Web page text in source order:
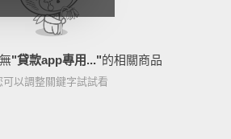
"貸款app專用..."的相關商品
可以調整關鍵字試試看